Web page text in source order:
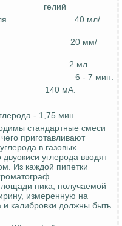
гелий
40 мл/
20 мм/
2 мл
6 - 7 мин.
140 мА.
- 1,75 мин.
стандартные смеси
приготавливают
в газовых
углерода вводят
Из каждой пипетки
пика, получаемой
измеренную на
и калибровки должны быть